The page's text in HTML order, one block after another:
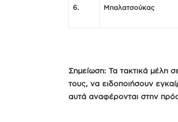
6. Μπαλατσούκας
Σημείωση: Τα τακτικά μέλη
τους, να ειδοποιήσουν
αυτά αναφέρονται στην